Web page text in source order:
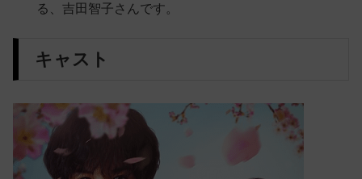
る、吉田智子さんです。
キャスト